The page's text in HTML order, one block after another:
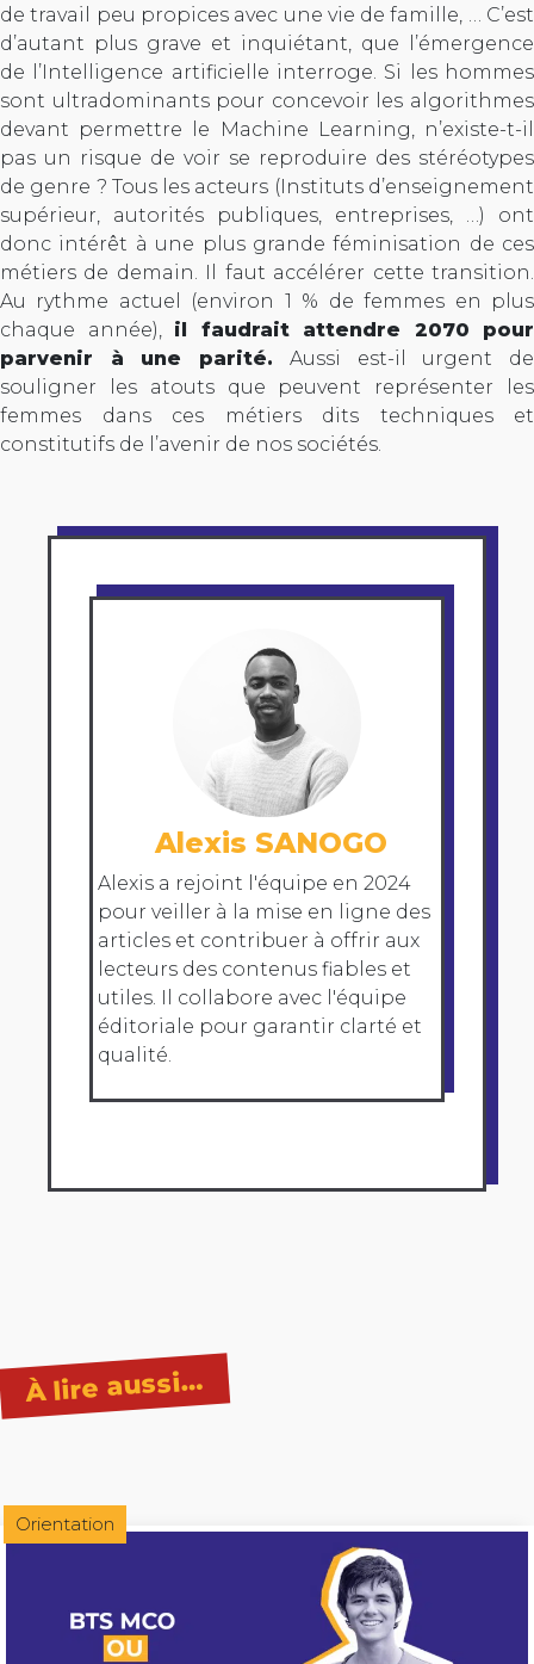
de travail peu propices avec une vie de famille, … C’est
d’autant plus grave et inquiétant, que l’émergence
de l’Intelligence artificielle interroge. Si les hommes
sont ultradominants pour concevoir les algorithmes
devant permettre le Machine Learning, n’existe-t-il
pas un risque de voir se reproduire des stéréotypes
de genre ? Tous les acteurs (Instituts d’enseignement
supérieur, autorités publiques, entreprises, …) ont
donc intérêt à une plus grande féminisation de ces
métiers de demain. Il faut accélérer cette transition.
Au rythme actuel (environ 1 % de femmes en plus
chaque année), il faudrait attendre 2070 pour
parvenir à une parité. Aussi est-il urgent de
souligner les atouts que peuvent représenter les
femmes dans ces métiers dits techniques et
constitutifs de l’avenir de nos sociétés.
Alexis SANOGO
Alexis a rejoint l'équipe en 2024
pour veiller à la mise en ligne des
articles et contribuer à offrir aux
lecteurs des contenus fiables et
utiles. Il collabore avec l'équipe
éditoriale pour garantir clarté et
qualité.
À lire aussi…
Orientation